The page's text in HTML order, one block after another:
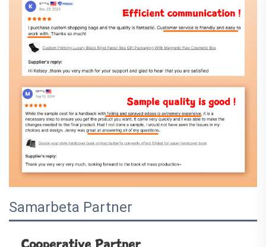
Samarbeta Partner